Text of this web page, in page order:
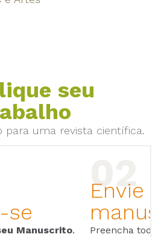
seu
para uma revista científica.
se
Manuscrito.
Envie
Preencha